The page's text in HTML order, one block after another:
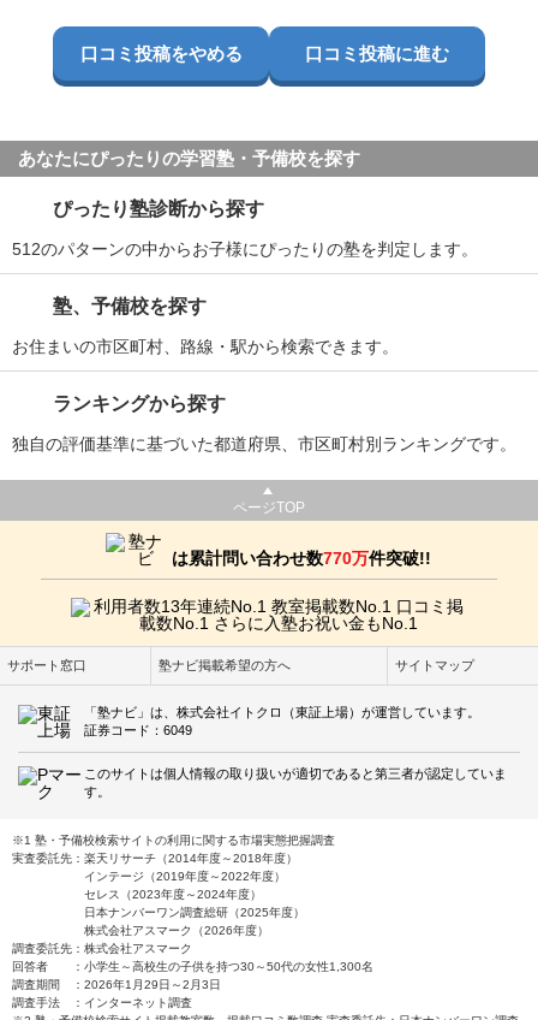
口コミ投稿をやめる 口コミ投稿に進む
あなたにぴったりの学習塾・予備校を探す
ぴったり塾診断から探す
512のパターンの中からお子様にぴったりの塾を判定します。
塾、予備校を探す
お住まいの市区町村、路線・駅から検索できます。
ランキングから探す
独自の評価基準に基づいた都道府県、市区町村別ランキングです。
ページTOP
は累計問い合わせ数770万件突破!!
サポート窓口 塾ナビ掲載希望の方へ サイトマップ
「塾ナビ」は、株式会社イトクロ（東証上場）が運営しています。
証券コード：6049
このサイトは個人情報の取り扱いが適切であると第三者が認定していま
す。
※1 塾・予備校検索サイトの利用に関する市場実態把握調査
実査委託先：楽天リサーチ（2014年度～2018年度）
インテージ（2019年度～2022年度）
セレス（2023年度～2024年度）
日本ナンバーワン調査総研（2025年度）
株式会社アスマーク（2026年度）
調査委託先：株式会社アスマーク
回答者 ：小学生～高校生の子供を持つ30～50代の女性1,300名
調査期間 ：2026年1月29日～2月3日
調査手法 ：インターネット調査